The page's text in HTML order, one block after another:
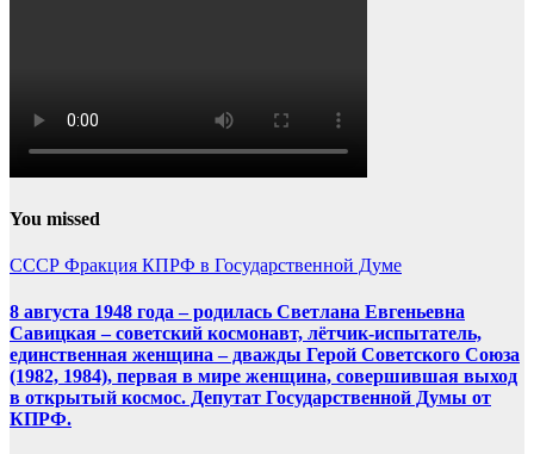
You missed
СССР Фракция КПРФ в Государственной Думе
8 августа 1948 года – родилась Светлана Евгеньевна
Савицкая – советский космонавт, лётчик-испытатель,
единственная женщина – дважды Герой Советского Союза
(1982, 1984), первая в мире женщина, совершившая выход
в открытый космос. Депутат Государственной Думы от
КПРФ.